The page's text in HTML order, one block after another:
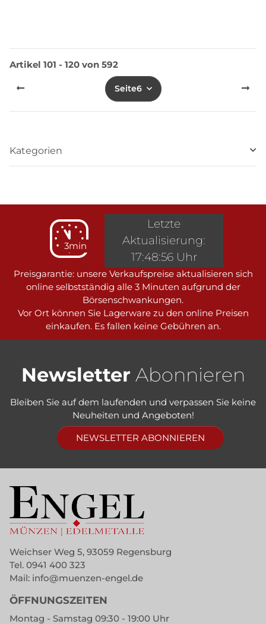
Artikel 101 - 120 von 592
Seite6
Kategorien
3min
Preisgarantie: unsere Verkaufspreise aktualisieren sich
online selbstständig alle 3 Minuten aufgrund der
Börsenschwankungen.
Vor Ort können Sie Lagerware zu den online Preisen
einkaufen. Es fallen keine Gebühren an.
Letzte
Aktualisierung:
17:48:56 Uhr
Newsletter Abonnieren
Bleiben Sie auf dem laufenden und verpassen Sie keine
Neuheiten und Angeboten!
NEWSLETTER ABONNIEREN
Weichser Weg 5, 93059 Regensburg
Tel. 0941 400 323
Mail: info@muenzen-engel.de
ÖFFNUNGSZEITEN
Montag - Samstag 09:30 - 19:00 Uhr